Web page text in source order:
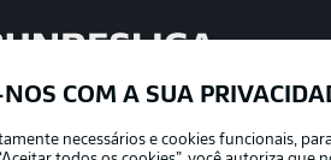
it’s meant to be
por
COM A SUA
necessários e cookies funcionais,